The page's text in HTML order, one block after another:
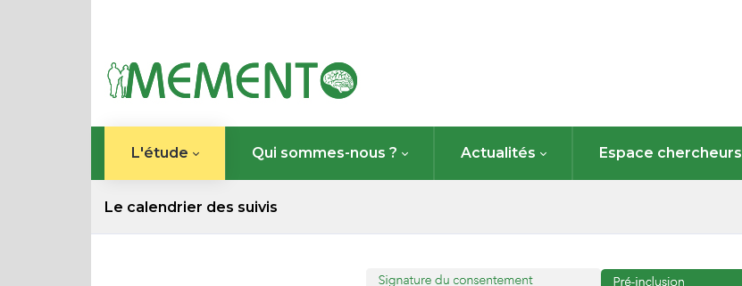
L'étude Qui sommes-nous ? Actualités Espace chercheurs
Le calendrier des suivis